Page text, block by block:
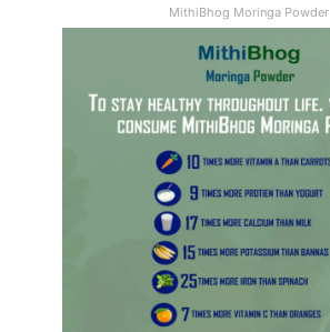
MithiBhog Moringa Powder